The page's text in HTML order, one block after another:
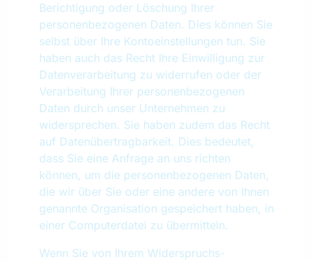
Berichtigung oder Löschung Ihrer
personenbezogenen Daten. Dies können Sie
selbst über Ihre Kontoeinstellungen tun. Sie
haben auch das Recht Ihre Einwilligung zur
Datenverarbeitung zu widerrufen oder der
Verarbeitung Ihrer personenbezogenen
Daten durch unser Unternehmen zu
widersprechen. Sie haben zudem das Recht
auf Datenübertragbarkeit. Dies bedeutet,
dass Sie eine Anfrage an uns richten
können, um die personenbezogenen Daten,
die wir über Sie oder eine andere von Ihnen
genannte Organisation gespeichert haben, in
einer Computerdatei zu übermitteln.
Wenn Sie von Ihrem Widerspruchs-